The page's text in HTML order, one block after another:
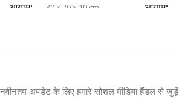
आयाम 30 × 20 × 10 cm आयाम
नवीनतम अपडेट के लिए हमारे सोशल मीडिया हैंडल से जुड़ें